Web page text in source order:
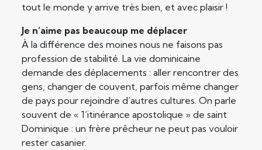
tout le monde y arrive très bien, et avec plaisir !
Je n’aime pas beaucoup me déplacer
À la différence des moines nous ne faisons pas
profession de stabilité. La vie dominicaine
demande des déplacements : aller rencontrer des
gens, changer de couvent, parfois même changer
de pays pour rejoindre d’autres cultures. On parle
souvent de « 1’itinérance apostolique » de saint
Dominique : un frère prêcheur ne peut pas vouloir
rester casanier.